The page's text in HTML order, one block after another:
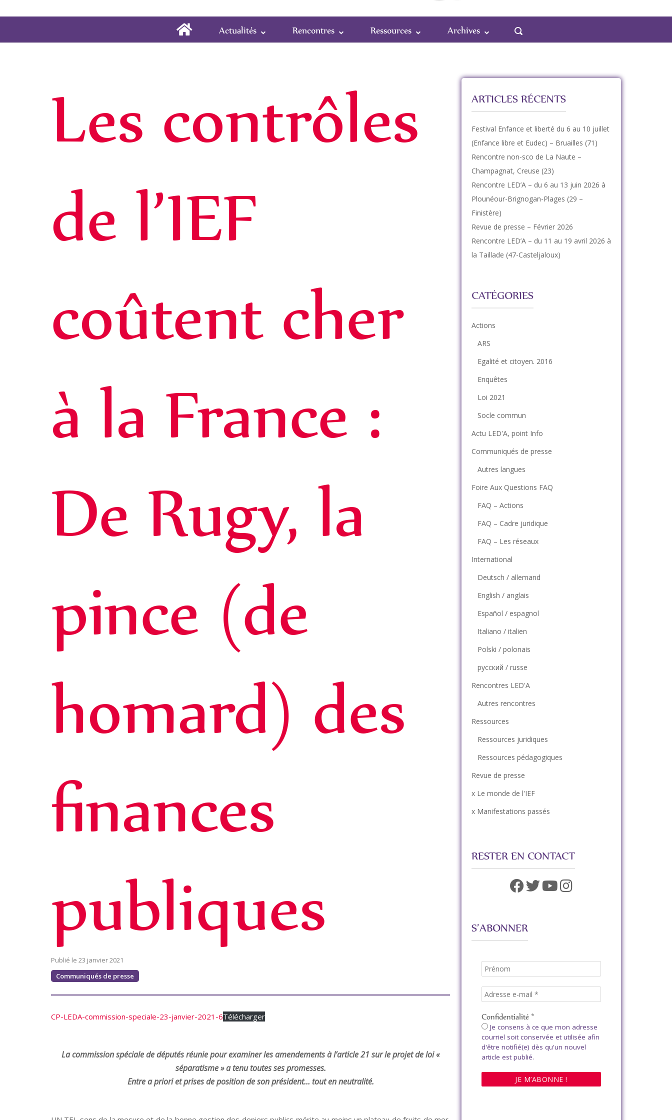
Actualités Rencontres Ressources Archives
OUVRIR
LA
BARRE
Les contrôles
de l’IEF
coûtent cher
à la France :
De Rugy, la
pince (de
homard) des
finances
publiques
23 janvier 2021
Communiqués de presse
CP-LEDA-commission-speciale-23-janvier-2021-6Télécharger
La commission spéciale de députés réunie pour examiner les amendements à l’article 21 sur le projet de loi «
séparatisme » a tenu toutes ses promesses.
Entre a priori et prises de position de son président… tout en neutralité.
ARTICLES RÉCENTS
Festival Enfance et liberté du 6 au 10 juillet
(Enfance libre et Eudec) – Bruailles (71)
Rencontre non-sco de La Naute –
Champagnat, Creuse (23)
Rencontre LED’A – du 6 au 13 juin 2026 à
Plounéour-Brignogan-Plages (29 –
Finistère)
Revue de presse – Février 2026
Rencontre LED’A – du 11 au 19 avril 2026 à
la Taillade (47-Casteljaloux)
CATÉGORIES
Actions
ARS
Egalité et citoyen. 2016
Enquêtes
Loi 2021
Socle commun
Actu LED'A, point Info
Communiqués de presse
Autres langues
Foire Aux Questions FAQ
FAQ – Actions
FAQ – Cadre juridique
FAQ – Les réseaux
International
Deutsch / allemand
English / anglais
Español / espagnol
Italiano / italien
Polski / polonais
русский / russe
Rencontres LED'A
Autres rencontres
Ressources
Ressources juridiques
Ressources pédagogiques
Revue de presse
x Le monde de l'IEF
x Manifestations passés
RESTER EN CONTACT
S’ABONNER
Confidentialité *
Je consens à ce que mon adresse
courriel soit conservée et utilisée afin
d'être notifié(e) dès qu'un nouvel
article est publié.